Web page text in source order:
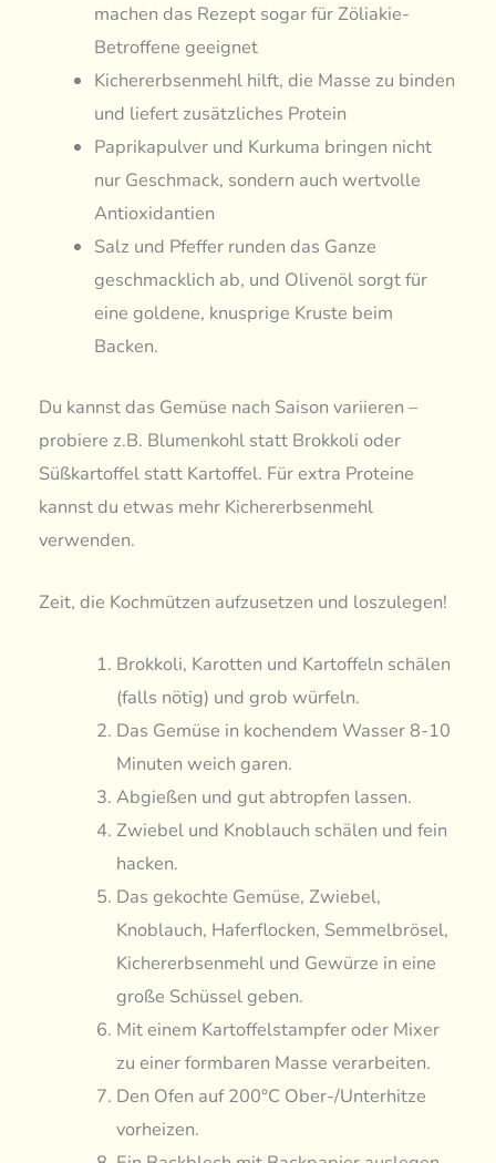
machen das Rezept sogar für Zöliakie-
Betroffene geeignet
Kichererbsenmehl hilft, die Masse zu binden
und liefert zusätzliches Protein
Paprikapulver und Kurkuma bringen nicht
nur Geschmack, sondern auch wertvolle
Antioxidantien
Salz und Pfeffer runden das Ganze
geschmacklich ab, und Olivenöl sorgt für
eine goldene, knusprige Kruste beim
Backen.
Du kannst das Gemüse nach Saison variieren –
probiere z.B. Blumenkohl statt Brokkoli oder
Süßkartoffel statt Kartoffel. Für extra Proteine
kannst du etwas mehr Kichererbsenmehl
verwenden.
Zeit, die Kochmützen aufzusetzen und loszulegen!
Brokkoli, Karotten und Kartoffeln schälen
(falls nötig) und grob würfeln.
Das Gemüse in kochendem Wasser 8-10
Minuten weich garen.
Abgießen und gut abtropfen lassen.
Zwiebel und Knoblauch schälen und fein
hacken.
Das gekochte Gemüse, Zwiebel,
Knoblauch, Haferflocken, Semmelbrösel,
Kichererbsenmehl und Gewürze in eine
große Schüssel geben.
Mit einem Kartoffelstampfer oder Mixer
zu einer formbaren Masse verarbeiten.
Den Ofen auf 200°C Ober-/Unterhitze
vorheizen.